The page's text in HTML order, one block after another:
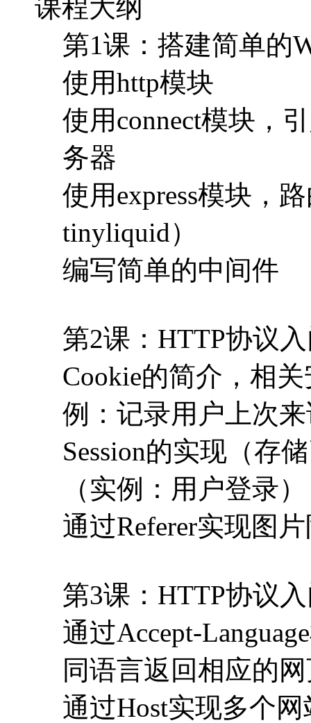
务器
使用express模块，
tinyliquid）
编写简单的中间件
第2课：HTTP协议
Cookie的简介，相
例：记录用户上次
（实例：用户登录）
通过Referer实现图
第3课：HTTP协议
通过Accept-
同语言返回相应的
机）
通过User-Agent检
返回对应的网页版